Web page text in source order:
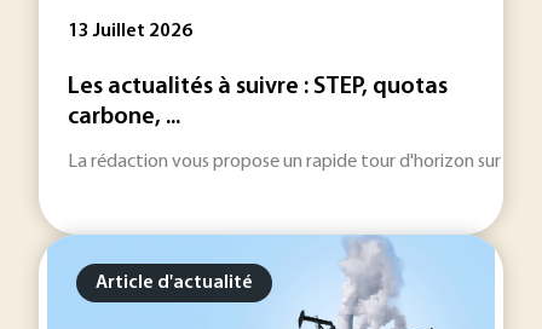
13 Juillet 2026
Les actualités à suivre : STEP, quotas
carbone, ...
La rédaction vous propose un rapide tour d'horizon sur les
Article d'actualité